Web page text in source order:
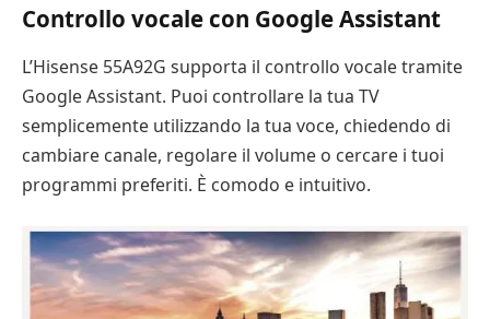
Controllo vocale con Google Assistant
L’Hisense 55A92G supporta il controllo vocale tramite
Google Assistant. Puoi controllare la tua TV
semplicemente utilizzando la tua voce, chiedendo di
cambiare canale, regolare il volume o cercare i tuoi
programmi preferiti. È comodo e intuitivo.